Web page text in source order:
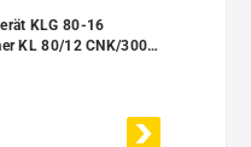
KLG 80-16
KL 80/12 CNK/3000